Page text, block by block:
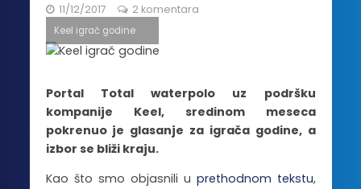
11/12/2017 2 komentara
Keel igrač godine
Portal Total waterpolo uz podršku
kompanije Keel, sredinom meseca
pokrenuo je glasanje za igrača godine, a
izbor se bliži kraju.
Kao što smo objasnili u prethodnom tekstu,